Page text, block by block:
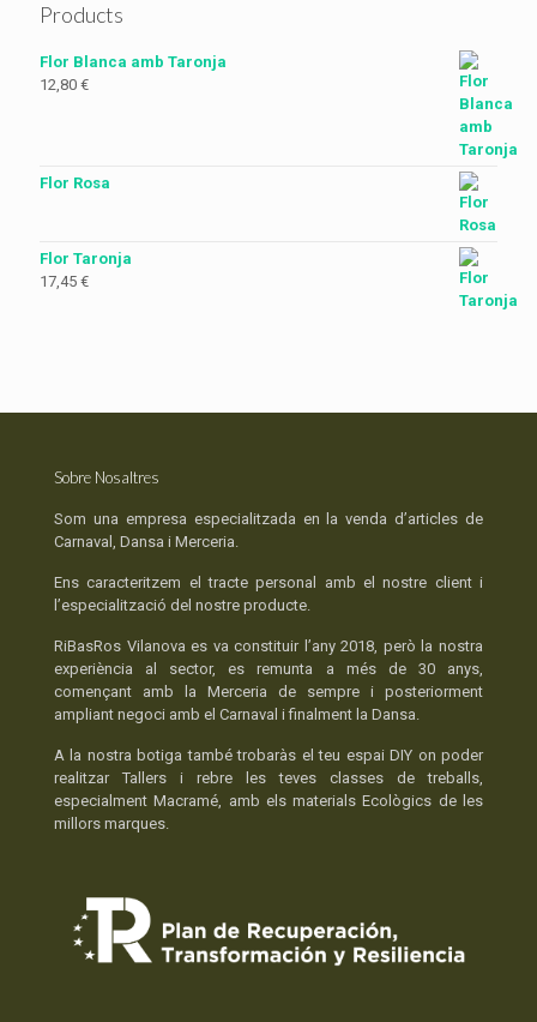
Products
Flor Blanca amb Taronja
12,80 €
Flor Rosa
Flor Taronja
17,45 €
Sobre Nosaltres
Som una empresa especialitzada en la venda d’articles de
Carnaval, Dansa i Merceria.
Ens caracteritzem el tracte personal amb el nostre client i
l’especialització del nostre producte.
RiBasRos Vilanova es va constituir l’any 2018, però la nostra
experiència al sector, es remunta a més de 30 anys,
començant amb la Merceria de sempre i posteriorment
ampliant negoci amb el Carnaval i finalment la Dansa.
A la nostra botiga també trobaràs el teu espai DIY on poder
realitzar Tallers i rebre les teves classes de treballs,
especialment Macramé, amb els materials Ecològics de les
millors marques.